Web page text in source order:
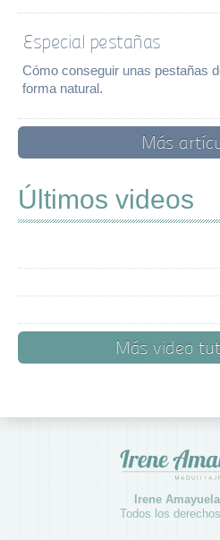
Especial pestañas
Cómo conseguir unas pestañas
forma natural.
Más
Últimos videos
Más video
Irene
Todos los